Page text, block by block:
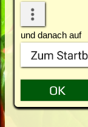
und danach auf